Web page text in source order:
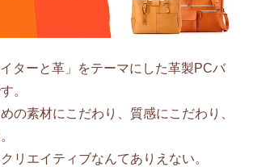
ターと革」をテーマにした革製PCバ
。
の素材にこだわり、質感にこだわり、
リエイティブなんてありえない。